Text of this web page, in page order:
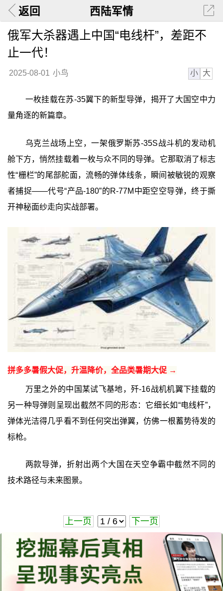
返回 西陆军情
俄军大杀器遇上中国“电线杆”，差距不
止一代！
2025-08-01 小鸟 小 大
一枚挂载在苏-35翼下的新型导弹，揭开了大国空中力
量角逐的新篇章。
乌克兰战场上空，一架俄罗斯苏-35S战斗机的发动机
舱下方，悄然挂载着一枚与众不同的导弹。它那取消了标志
性“栅栏”的尾部舵面，流畅的弹体线条，瞬间被敏锐的观察
者捕捉——代号“产品-180”的R-77M中距空空导弹，终于撕
开神秘面纱走向实战部署。
拼多多暑假大促，升温降价，全品类暑期大促 →
万里之外的中国某试飞基地，歼-16战机机翼下挂载的
另一种导弹则呈现出截然不同的形态：它细长如“电线杆”，
弹体光洁得几乎看不到任何突出弹翼，仿佛一根蓄势待发的
标枪。
两款导弹，折射出两个大国在天空争霸中截然不同的
技术路径与未来图景。
上一页 下一页